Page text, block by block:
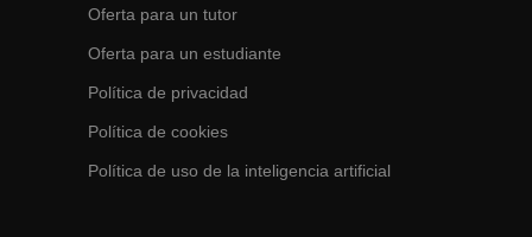
Oferta para un tutor
Oferta para un estudiante
Política de privacidad
Política de cookies
Política de uso de la inteligencia artificial